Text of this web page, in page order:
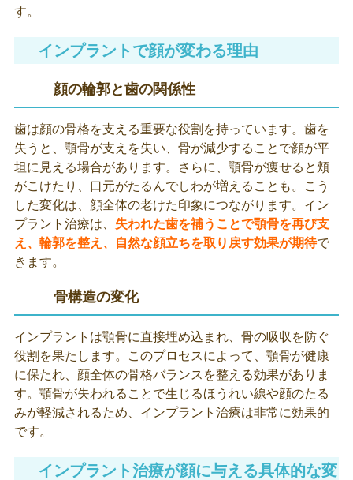
す。
インプラントで顔が変わる理由
顔の輪郭と歯の関係性
歯は顔の骨格を支える重要な役割を持っています。歯を
失うと、顎骨が支えを失い、骨が減少することで顔が平
坦に見える場合があります。さらに、顎骨が痩せると頬
がこけたり、口元がたるんでしわが増えることも。こう
した変化は、顔全体の老けた印象につながります。イン
プラント治療は、 失われた歯を補うことで顎骨を再び支
え、輪郭を整え、自然な顔立ちを取り戻す効果が期待で
きます。
骨構造の変化
インプラントは顎骨に直接埋め込まれ、骨の吸収を防ぐ
役割を果たします。このプロセスによって、 顎骨が健康
に保たれ、顔全体の骨格バランスを整える効果がありま
す。顎骨が失われることで生じるほうれい線や顔のたる
みが軽減されるため、インプラント治療は非常に効果的
です。
インプラント治療が顔に与える具体的な変